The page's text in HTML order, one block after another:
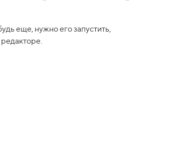
еще, нужно его запустить,